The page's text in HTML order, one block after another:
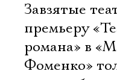
Завзятые
премьеру
романа» в
Фоменко»